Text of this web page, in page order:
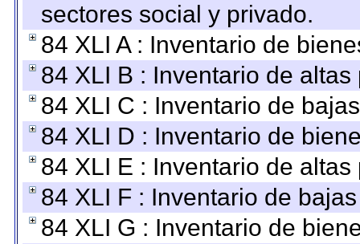
sectores social y privado.
84 XLI A : Inventario de
84 XLI B : Inventario de
84 XLI C : Inventario de
84 XLI D : Inventario de
84 XLI E : Inventario de
84 XLI F : Inventario de
84 XLI G : Inventario de